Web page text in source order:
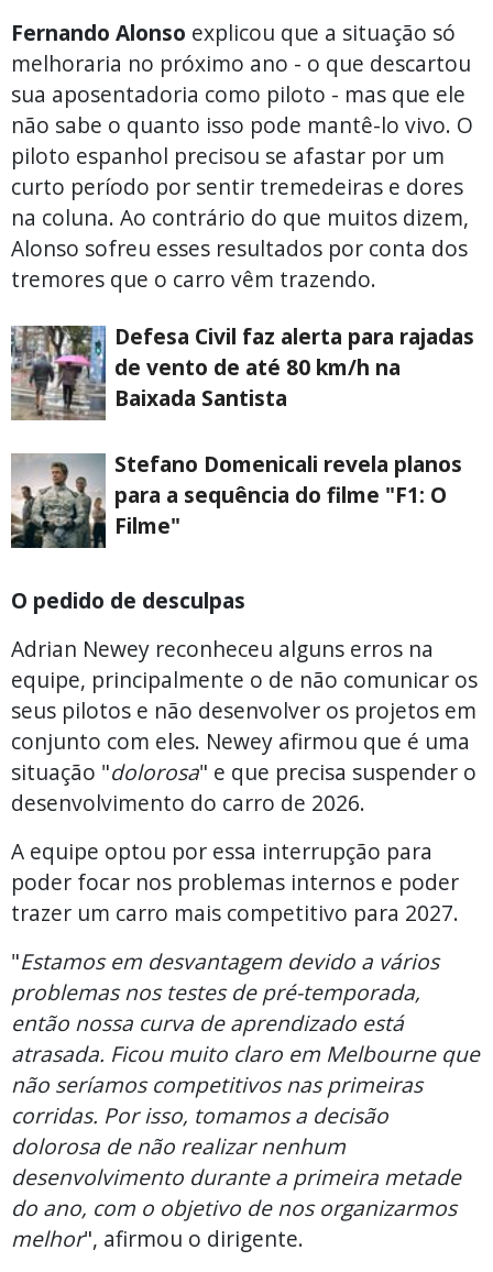
Fernando Alonso explicou que a situação só
melhoraria no próximo ano - o que descartou
sua aposentadoria como piloto - mas que ele
não sabe o quanto isso pode mantê-lo vivo. O
piloto espanhol precisou se afastar por um
curto período por sentir tremedeiras e dores
na coluna. Ao contrário do que muitos dizem,
Alonso sofreu esses resultados por conta dos
tremores que o carro vêm trazendo.
Defesa Civil faz alerta para rajadas
de vento de até 80 km/h na
Baixada Santista
Stefano Domenicali revela planos
para a sequência do filme "F1: O
Filme"
O pedido de desculpas
Adrian Newey reconheceu alguns erros na
equipe, principalmente o de não comunicar os
seus pilotos e não desenvolver os projetos em
conjunto com eles. Newey afirmou que é uma
situação "dolorosa" e que precisa suspender o
desenvolvimento do carro de 2026.
A equipe optou por essa interrupção para
poder focar nos problemas internos e poder
trazer um carro mais competitivo para 2027.
"Estamos em desvantagem devido a vários
problemas nos testes de pré-temporada,
então nossa curva de aprendizado está
atrasada. Ficou muito claro em Melbourne que
não seríamos competitivos nas primeiras
corridas. Por isso, tomamos a decisão
dolorosa de não realizar nenhum
desenvolvimento durante a primeira metade
do ano, com o objetivo de nos organizarmos
melhor", afirmou o dirigente.